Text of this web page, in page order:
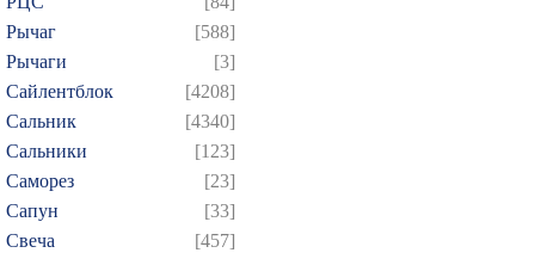
Рычаг
[588]
Рычаги
[3]
Сайлентблок
[4208]
Сальник
[4340]
Сальники
[123]
Саморез
[23]
Сапун
[33]
Свеча
[457]